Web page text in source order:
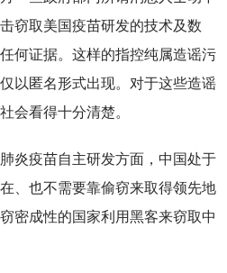
窃取美国疫苗研发的技术及数
何证据。这样的指控纯属造谣污
以匿名形式出现。对于这些造谣
会看得十分清楚。
炎疫苗自主研发方面，中国处于
、也不需要靠偷窃来取得领先地
密成性的国家利用黑客来窃取中